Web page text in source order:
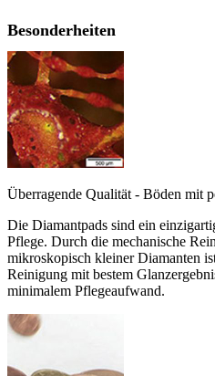
Besonderheiten
Überragende Qualität - Böden mit
Die Diamantpads sind ein
Pflege. Durch die mechanische
mikroskopisch kleiner Diamanten
Reinigung mit bestem
minimalem Pflegeaufwand.